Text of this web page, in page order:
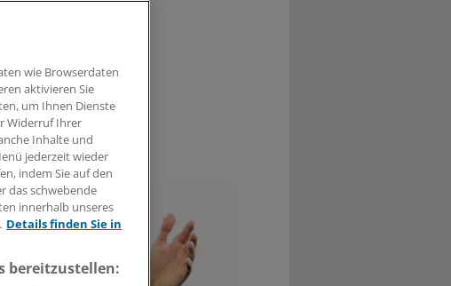
er in Russland
wie Browserdaten
aktivieren Sie
um Ihnen Dienste
Widerruf Ihrer
Inhalte und
jederzeit wieder
indem Sie auf den
das schwebende
innerhalb unseres
Details finden Sie in
bereitzustellen: